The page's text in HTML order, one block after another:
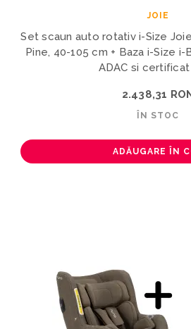
JOIE
Set scaun auto rotativ i-Size
Pine, 40-105 cm + Baza i-Size
ADAC si certificat
2.438,31
ÎN STOC
ADĂUGARE ÎN